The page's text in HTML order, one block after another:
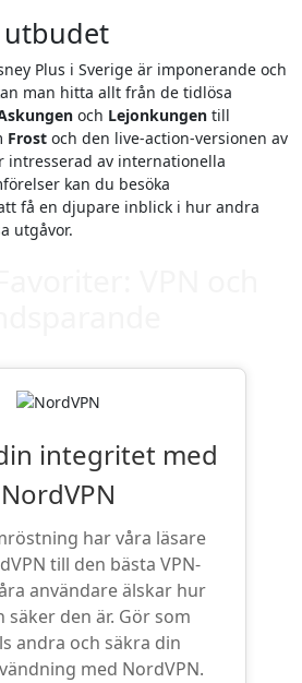
utbudet
Plus i Sverige är imponerande och
man hitta allt från de tidlösa
och Lejonkungen till
Frost och den live-action-versionen av
intresserad av internationella
kan du besöka
få en djupare inblick i hur andra
utgåvor.
integritet med
NordVPN
har våra läsare
till den bästa VPN-
användare älskar hur
säker den är. Gör som
andra och säkra din
med NordVPN.